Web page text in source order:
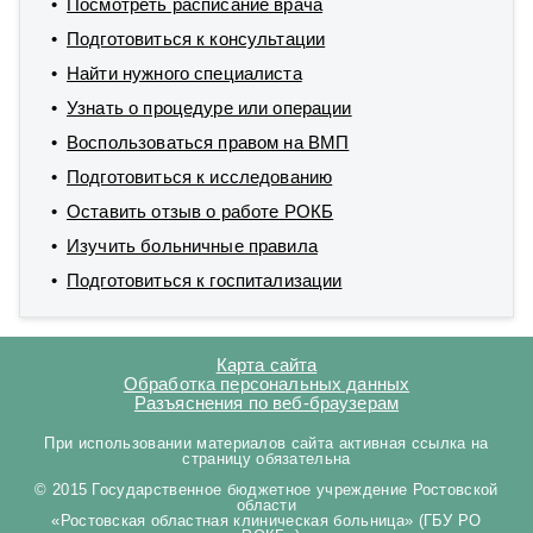
Александровича как квалифицированного специалиста,
который действительно заботится о пациентах. Обязательно
своим знакомым.
Посмотреть расписание врача
Подготовиться к консультации
Найти нужного специалиста
Узнать о процедуре или операции
Воспользоваться правом на ВМП
Подготовиться к исследованию
Оставить отзыв о работе РОКБ
Изучить больничные правила
Подготовиться к госпитализации
Карта сайта
Обработка персональных данных
Разъяснения по веб-браузерам
При использовании материалов сайта активная ссылка на
страницу обязательна
© 2015 Государственное бюджетное учреждение Ростовской
области
«Ростовская областная клиническая больница» (ГБУ РО